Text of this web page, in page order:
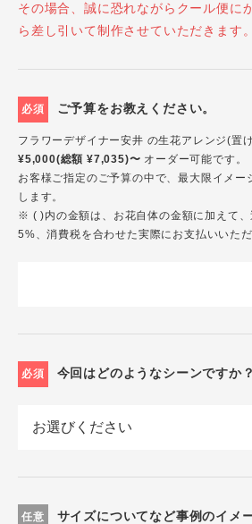
その場合、誠に恐れながらクール便に
ら差し引いて制作させていただきます。
必須 ご予算をお教えください。
フラワーデザイナー安井 の生花アレンジ(置
¥5,000(総額 ¥7,035)〜 オーダー可能です。
お客様ご指定のご予算の中で、最大限イメー
します。
※ ( )内の金額は、お花自体の金額に加えて
5%、消費税を合わせた実際にお支払いいただ
必須 今回はどのようなシーンですか？
任意
サイズについてなど事例のイメ